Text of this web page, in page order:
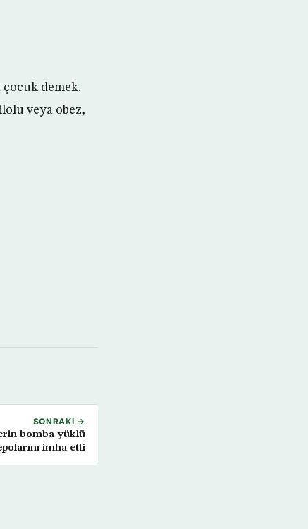
çocuk demek.
veya obez,
SONRAKI →
bomba yüklü
imha etti